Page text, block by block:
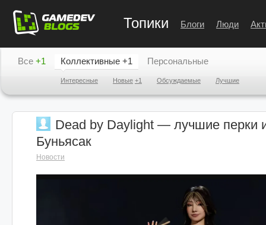
Топики Блоги Люди
Все +1 Коллективные +1
Интересные Новые +1 Обсуждаемые Лучшие
Персональные
Dead by Daylight — лучшие перки
Буньясак
Новости